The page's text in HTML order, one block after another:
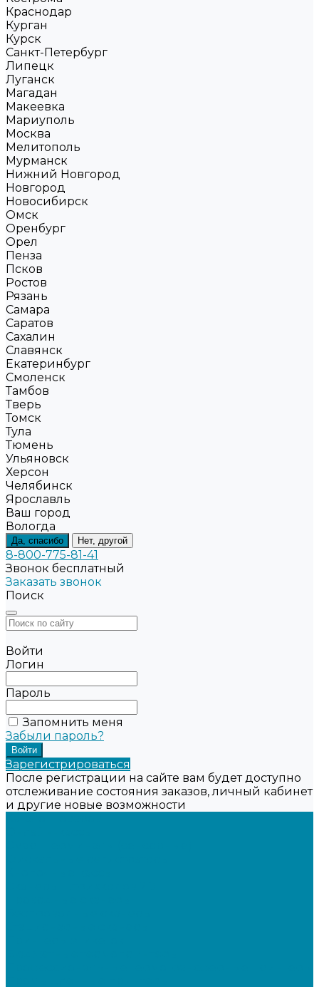
Краснодар
Курган
Курск
Санкт-Петербург
Липецк
Луганск
Магадан
Макеевка
Мариуполь
Москва
Мелитополь
Мурманск
Нижний Новгород
Новгород
Новосибирск
Омск
Оренбург
Орел
Пенза
Псков
Ростов
Рязань
Самара
Саратов
Сахалин
Славянск
Екатеринбург
Смоленск
Тамбов
Тверь
Томск
Тула
Тюмень
Ульяновск
Херсон
Челябинск
Ярославль
Ваш город
Вологда
Да, спасибо Нет, другой
8-800-775-81-41
Звонок бесплатный
Заказать звонок
Поиск
Войти
Логин
Пароль
Запомнить меня
Забыли пароль?
Зарегистрироваться
После регистрации на сайте вам будет доступно
отслеживание состояния заказов, личный кабинет
и другие новые возможности